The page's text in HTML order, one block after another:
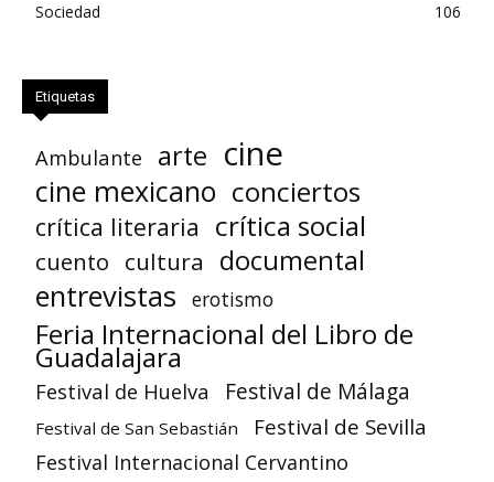
Sociedad
106
Etiquetas
Ambulante arte cine
cine mexicano conciertos
crítica literaria crítica social
cuento cultura documental
entrevistas erotismo
Feria Internacional del Libro de
Guadalajara
Festival de Huelva Festival de Málaga
Festival de San Sebastián Festival de Sevilla
Festival Internacional Cervantino